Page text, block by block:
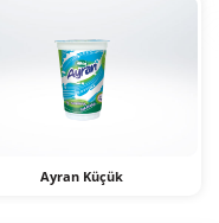
Ayran Küçük